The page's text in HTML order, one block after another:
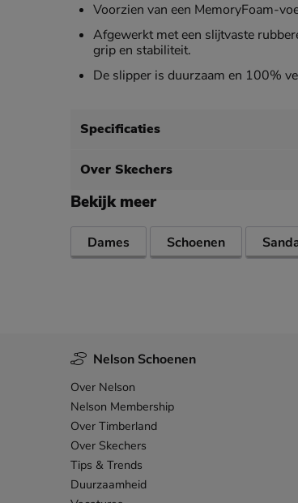
Voorzien van een MemoryFoam-
Afgewerkt met een slijtvaste
grip en stabiliteit.
De slipper is duurzaam en 100%
Specificaties
Over Skechers
Bekijk meer
Dames Schoenen
Nelson Schoenen
Over Nelson
Nelson Membership
Over Timberland
Over Skechers
Tips & Trends
Duurzaamheid